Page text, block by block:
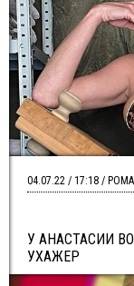
У АНАСТАСИИ
УХАЖЕР
04.07.22 / 17:18 /